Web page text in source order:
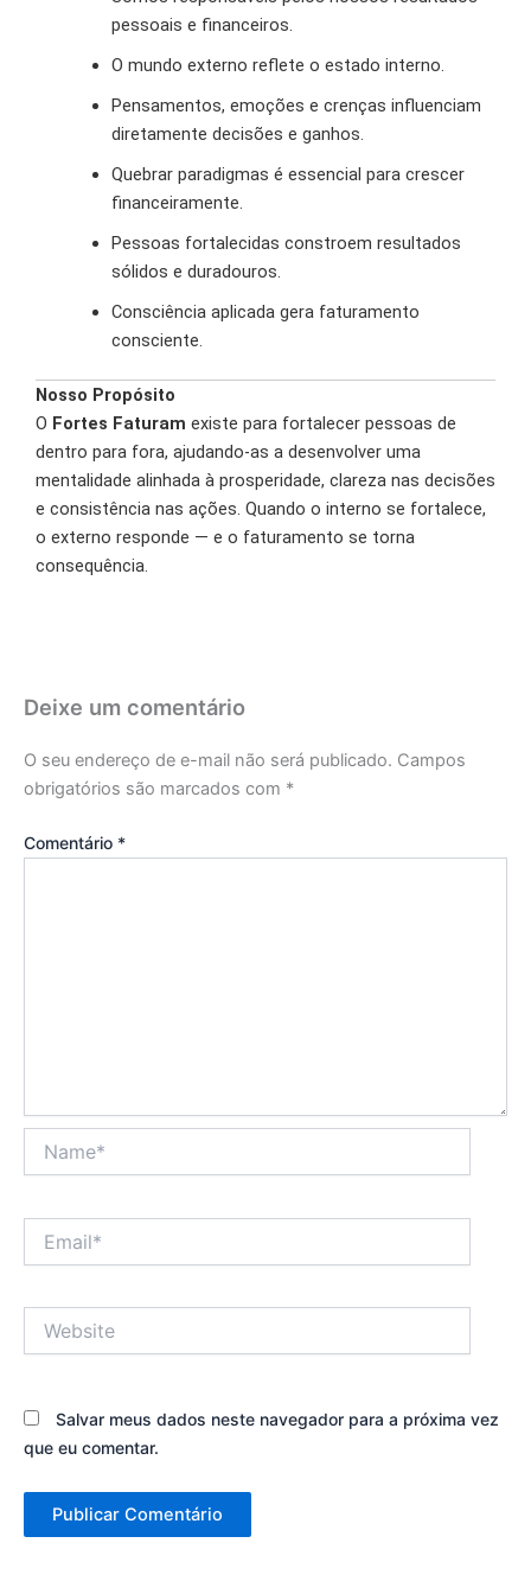
pessoais e financeiros.
O mundo externo reflete o estado interno.
Pensamentos, emoções e crenças influenciam
diretamente decisões e ganhos.
Quebrar paradigmas é essencial para crescer
financeiramente.
Pessoas fortalecidas constroem resultados
sólidos e duradouros.
Consciência aplicada gera faturamento
consciente.
Nosso Propósito
O Fortes Faturam existe para fortalecer pessoas de
dentro para fora, ajudando-as a desenvolver uma
mentalidade alinhada à prosperidade, clareza nas decisões
e consistência nas ações. Quando o interno se fortalece,
o externo responde — e o faturamento se torna
consequência.
Deixe um comentário
O seu endereço de e-mail não será publicado. Campos
obrigatórios são marcados com *
Comentário *
Salvar meus dados neste navegador para a próxima vez
que eu comentar.